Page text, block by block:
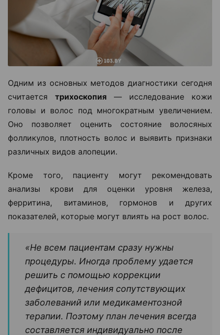
Одним из основных методов диагностики сегодня
считается трихоскопия — исследование кожи
головы и волос под многократным увеличением.
Оно позволяет оценить состояние волосяных
фолликулов, плотность волос и выявить признаки
различных видов алопеции.
Кроме того, пациенту могут рекомендовать
анализы крови для оценки уровня железа,
ферритина, витаминов, гормонов и других
показателей, которые могут влиять на рост волос.
«Не всем пациентам сразу нужны
процедуры. Иногда проблему удается
решить с помощью коррекции
дефицитов, лечения сопутствующих
заболеваний или медикаментозной
терапии. Поэтому план лечения всегда
составляется индивидуально после